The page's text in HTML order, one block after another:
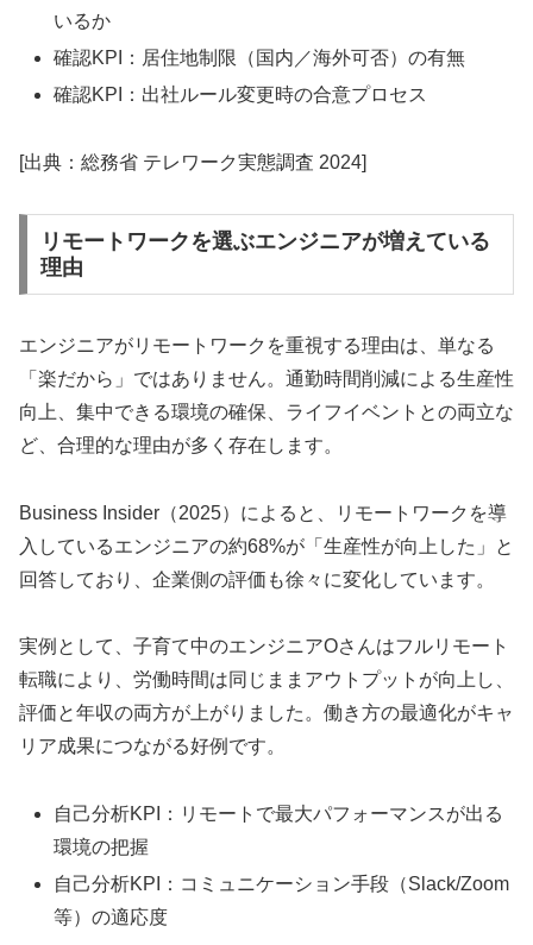
いるか
確認KPI：居住地制限（国内／海外可否）の有無
確認KPI：出社ルール変更時の合意プロセス
[出典：総務省 テレワーク実態調査 2024]
リモートワークを選ぶエンジニアが増えている
理由
エンジニアがリモートワークを重視する理由は、単なる
「楽だから」ではありません。通勤時間削減による生産性
向上、集中できる環境の確保、ライフイベントとの両立な
ど、合理的な理由が多く存在します。
Business Insider（2025）によると、リモートワークを導
入しているエンジニアの約68%が「生産性が向上した」と
回答しており、企業側の評価も徐々に変化しています。
実例として、子育て中のエンジニアOさんはフルリモート
転職により、労働時間は同じままアウトプットが向上し、
評価と年収の両方が上がりました。働き方の最適化がキャ
リア成果につながる好例です。
自己分析KPI：リモートで最大パフォーマンスが出る
環境の把握
自己分析KPI：コミュニケーション手段（Slack/Zoom
等）の適応度